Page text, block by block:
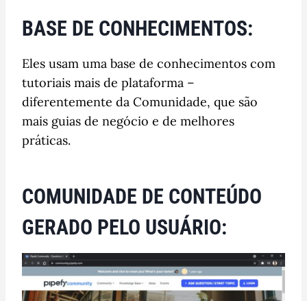
BASE DE CONHECIMENTOS:
Eles usam uma base de conhecimentos com
tutoriais mais de plataforma –
diferentemente da Comunidade, que são
mais guias de negócio e de melhores
práticas.
COMUNIDADE DE CONTEÚDO
GERADO PELO USUÁRIO: